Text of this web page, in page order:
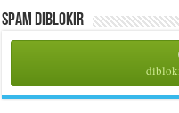
Spam Diblokir